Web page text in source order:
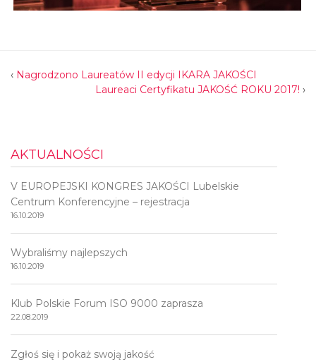
‹ Nagrodzono Laureatów II edycji IKARA JAKOŚCI
Laureaci Certyfikatu JAKOŚĆ ROKU 2017! ›
AKTUALNOŚCI
V EUROPEJSKI KONGRES JAKOŚCI Lubelskie
Centrum Konferencyjne – rejestracja
16.10.2019
Wybraliśmy najlepszych
16.10.2019
Klub Polskie Forum ISO 9000 zaprasza
22.08.2019
Zgłoś się i pokaż swoją jakość